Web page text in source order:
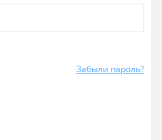
Забыли пароль?